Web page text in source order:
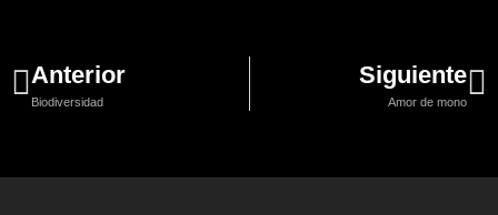
Anterior
Biodiversidad
Siguiente
Amor de mono